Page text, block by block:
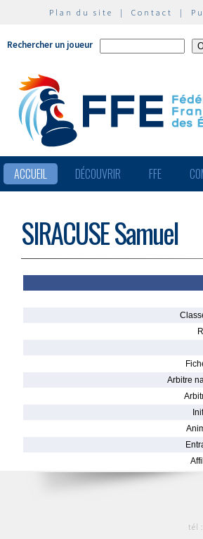
Plan du site | Contact |
Rechercher un joueur
ACCUEIL DÉCOUVRIR FFE
SIRACUSE Samuel
Arbitre
tél :